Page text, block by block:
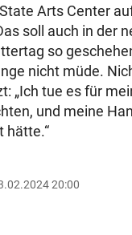
Arts Center
soll auch in der
so
nicht müde.
„Ich tue es für
und meine
hätte.“
20:00